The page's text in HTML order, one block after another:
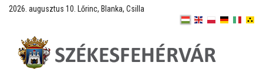
2026. augusztus 10. Lőrinc, Blanka, Csilla